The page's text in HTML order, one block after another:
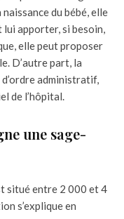
du bébé, elle
lui apporter, si besoin,
elle peut proposer
D’autre part, la
administratif,
de l’hôpital.
une sage-
situé entre 2 000 et 4
s’explique en